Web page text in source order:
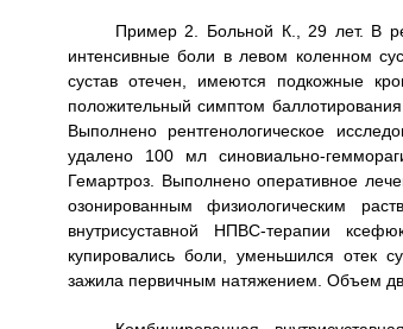
Пример 2. Больной К., 29 лет. В
интенсивные боли в левом коленном
сустав отечен, имеются подкожные
положительный симптом
Выполнено рентгенологическое
удалено 100 мл синовиально-
Гемартроз. Выполнено оперативное
озонированным физиологическим
внутрисуставной НПВС-терапии
купировались боли, уменьшился отек
зажила первичным натяжением. Объем